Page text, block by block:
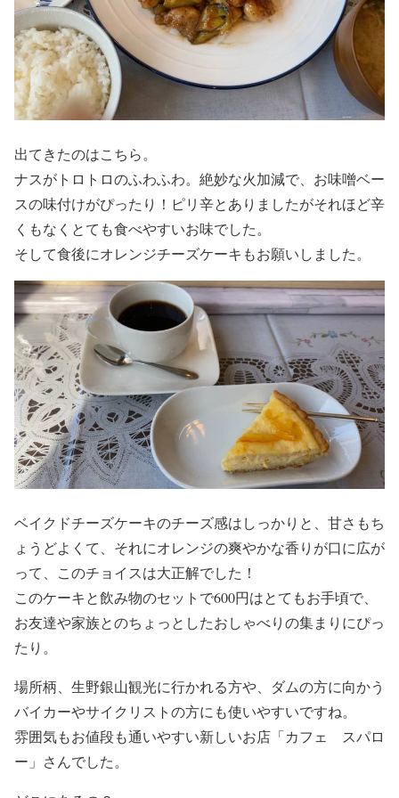
出てきたのはこちら。
ナスがトロトロのふわふわ。絶妙な火加減で、お味噌ベー
スの味付けがぴったり！ピリ辛とありましたがそれほど辛
くもなくとても食べやすいお味でした。
そして食後にオレンジチーズケーキもお願いしました。
ベイクドチーズケーキのチーズ感はしっかりと、甘さもち
ょうどよくて、それにオレンジの爽やかな香りが口に広が
って、このチョイスは大正解でした！
このケーキと飲み物のセットで600円はとてもお手頃で、
お友達や家族とのちょっとしたおしゃべりの集まりにぴっ
たり。
場所柄、生野銀山観光に行かれる方や、ダムの方に向かう
バイカーやサイクリストの方にも使いやすいですね。
雰囲気もお値段も通いやすい新しいお店「カフェ スパロ
ー」さんでした。